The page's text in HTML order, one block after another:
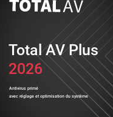
2026
Antivirus primé
avec réglage et optimisation du système
Total AV Plus